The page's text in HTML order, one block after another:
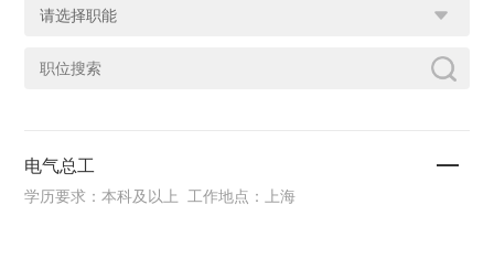
电气总工
学历要求：本科及以上 工作地点：上海